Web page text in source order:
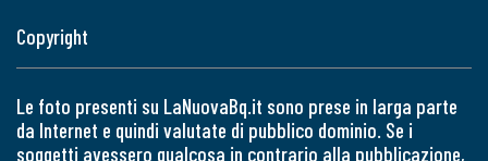
Copyright
Le foto presenti su LaNuovaBq.it sono prese in larga parte
da Internet e quindi valutate di pubblico dominio. Se i
soggetti avessero qualcosa in contrario alla pubblicazione,